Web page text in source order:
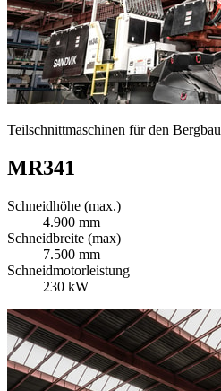
Teilschnittmaschinen für den Bergbau
MR341
Schneidhöhe (max.)
4.900 mm
Schneidbreite (max)
7.500 mm
Schneidmotorleistung
230 kW